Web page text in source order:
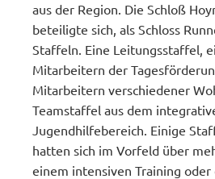
aus der Region. Die Schloß
beteiligte sich, als Schloss
Staffeln. Eine Leitungsstaffel,
Mitarbeitern der
Mitarbeitern verschiedener
Teamstaffel aus dem
Jugendhilfebereich. Einige
hatten sich im Vorfeld über
einem intensiven Training